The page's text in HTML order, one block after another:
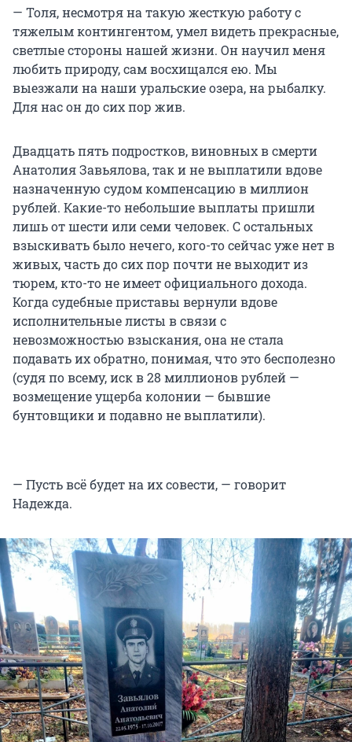
— Толя, несмотря на такую жесткую работу с
тяжелым контингентом, умел видеть прекрасные,
светлые стороны нашей жизни. Он научил меня
любить природу, сам восхищался ею. Мы
выезжали на наши уральские озера, на рыбалку.
Для нас он до сих пор жив.
Двадцать пять подростков, виновных в смерти
Анатолия Завьялова, так и не выплатили вдове
назначенную судом компенсацию в миллион
рублей. Какие-то небольшие выплаты пришли
лишь от шести или семи человек. С остальных
взыскивать было нечего, кого-то сейчас уже нет в
живых, часть до сих пор почти не выходит из
тюрем, кто-то не имеет официального дохода.
Когда судебные приставы вернули вдове
исполнительные листы в связи с
невозможностью взыскания, она не стала
подавать их обратно, понимая, что это бесполезно
(судя по всему, иск в 28 миллионов рублей —
возмещение ущерба колонии — бывшие
бунтовщики и подавно не выплатили).
— Пусть всё будет на их совести, — говорит
Надежда.